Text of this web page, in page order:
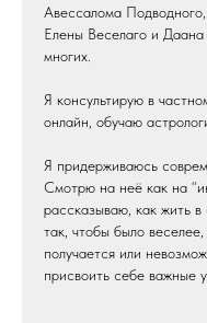
Авессалома
Елены Веселаго и
многих.
Я консультирую в
онлайн, обучаю
Я придерживаюсь
Смотрю на неё как на
рассказываю, как жить в
так, чтобы было
получается или
присвоить себе важные